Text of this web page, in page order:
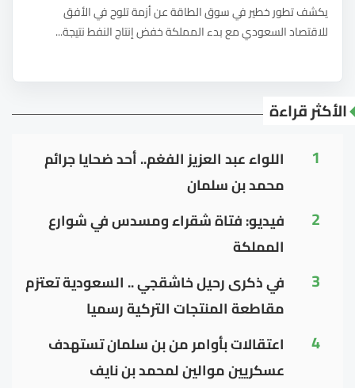
يكشف تطور خطير في سوق الطاقة عن أزمة تلوح في الأفق
للاقتصاد السعودي مع بدء المملكة خفض إنتاج النفط نتيجة...
الأكثر قراءة
1
اللواء عبد العزيز الفغم.. أحد ضحايا جرائم
محمد بن سلمان
2
فيديو: فتاة شقراء ومسدس في شوارع
المملكة
3
في ذكرى رحيل خاشقجي .. السعودية تعتزم
مقاطعة المنتجات التركية رسميا
4
اعتقالات بأوامر من بن سلمان تستهدف
عسكريين موالين لمحمد بن نايف